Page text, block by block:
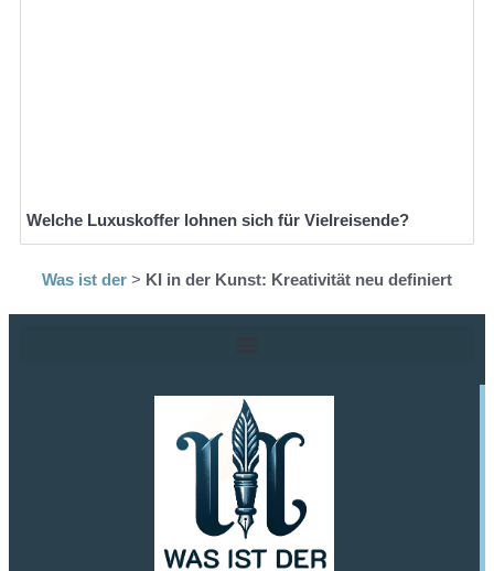
Welche Luxuskoffer lohnen sich für Vielreisende?
Was ist der > KI in der Kunst: Kreativität neu definiert